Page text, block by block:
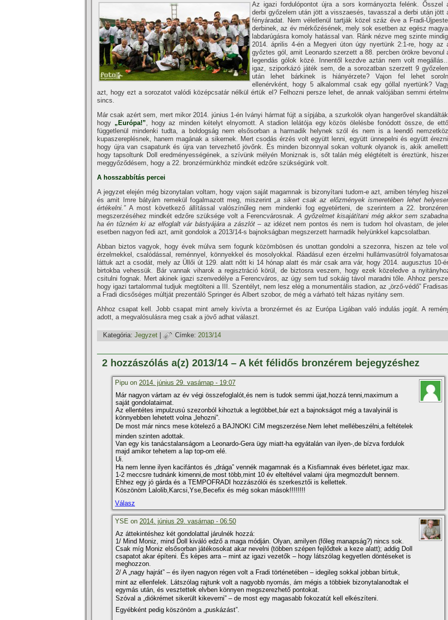
Az igazi fordulópontot újra a sors kormányozta felénk. Ősszel
derbi győzelem után jött a visszaesés, tavasszal a derbi után jött
fényáradat. Nem véletlenül tartják közel száz éve a Fradi-
derbinek, az év mérkőzésének, mely sok esetben az egész
labdarúgásra komoly hatással van. Ránk nézve meg szinte
2014. április 4-én a Megyeri úton úgy nyertünk 2:1-re, hogy az
győztes gól, amit Leonardo szerzett a 88. percben örökre bevonul
legendás gólok közé. Innentől kezdve aztán nem volt
igaz, sziporkázó játék sem, de a sorozatban szerzett 9
után lehet bárkinek is hiányérzete? Vajon fel lehet
ellenérvként, hogy 5 alkalommal csak egy góllal nyertünk?
azt, hogy ezt a sorozatot valódi középcsatár nélkül értük el? Felhozni persze lehet, de annak valójában semmi
sincs.
Már csak azért sem, mert mikor 2014. június 1-én Iványi hármat fújt a sí­pjába, a szurkolók olyan hangerővel
hogy „Európa!”, hogy az minden kételyt elnyomott. A stadion lelátója egy közös ölelésbe fonódott össze, de ettől
függetlenül mindenki tudta, a boldogság nem elsősorban a harmadik helynek szól és nem is a leendő
kupaszereplésnek, hanem magának a sikernek. Mert csodás érzés volt együtt lenni, együtt ünnepelni és együtt
hogy újra van csapatunk és újra van tervezhető jövőnk. És minden bizonnyal sokan voltunk olyanok is, akik
hogy tapsoltunk Doll eredményességének, a szí­vünk mélyén Moniznak is, sőt talán még elégtételt is éreztünk,
meggyőződésem, hogy a 22. bronzérmünkhöz mindkét edzőre szükségünk volt.
A hosszabbí­tás percei
A jegyzet elején még bizonytalan voltam, hogy vajon saját magamnak is bizonyí­tani tudom-e azt, amiben tényleg
és amit Imre bátyám remekül fogalmazott meg, miszerint„a sikert csak az előzmények ismeretében lehet
értékelni.”A most következő állí­tással valószí­nűleg nem mindenki fog egyetérteni, de szerintem a 22.
megszerzéséhez mindkét edzőre szüksége volt a Ferencvárosnak.A győzelmet kisajátí­tani még akkor sem
ha én tűzném ki az elfoglalt vár bástyájára a zászlót –az idézet nem pontos és nem is tudom hol olvastam, de
esetben nagyon fedi azt, amit gondolok a 2013/14-s bajnokságban megszerzett harmadik helyünkkel kapcsolatban.
Abban biztos vagyok, hogy évek múlva sem fogunk közömbösen és unottan gondolni a szezonra, hiszen az tele
érzelmekkel, csalódással, reménnyel, könnyekkel és mosolyokkal. Ráadásul ezen érzelmi hullámvasútról
láttuk azt a csodát, mely az Üllői út 129. alatt nőtt ki 14 hónap alatt és már csak arra vár, hogy 2014. augusztus 10-
birtokba vehessük. Bár vannak viharok a regisztráció körül, de biztosra veszem, hogy ezek közeledve a
csitulni fognak. Mert akinek igazi szenvedélye a Ferencváros, az úgy sem tud sokáig távol maradni tőle. Ahhoz
hogy igazi tartalommal tudjuk megtölteni a III. Szentélyt, nem lesz elég a monumentális stadion, az „örző-védő”
a Fradi dicsőséges múltját prezentáló Springer és Albert szobor, de még a várható telt házas nyitány sem.
Ahhoz csapat kell. Jobb csapat mint amely kiví­vta a bronzérmet és az Európa Ligában való indulás jogát. A
adott, a megvalósulásra meg csak a jövő adhat választ.
Kategória: Jegyzet Címke: 2013/14
2 hozzászólás a(z) 2013/14 – A két félidős bronzérem bejegyzéshez
Pipu on 2014. június 29. vasárnap - 19:07
Már nagyon vártam az év végi összefoglalót,és nem is tudok semmi újat,hozzá tenni,maximum a
saját gondolataimat.
Az ellentétes impulzusú szezonból kihoztuk a legtöbbet,bár ezt a bajnokságot még a tavalyinál is
könnyebben lehetett volna „lehozni”.
De most már nincs mese kötelező a BAJNOKI CíM megszerzése.Nem lehet mellébeszélni,a feltételek
minden szinten adottak.
Van egy kis tanácstalanságom a Leonardo-Gera ügy miatt-ha egyátalán van ilyen-,de bí­zva fordulok
majd amikor tehetem a lap top-om elé.
Ui.
Ha nem lenne ilyen kacifántos és „drága” vennék magamnak és a Kisfiamnak éves bérletet,igaz max.
1-2 meccsre tudnánk kimenni,de most több,mint 10 év elteltével valami újra megmozdult bennem.
Ehhez egy jó gárda és a TEMPOFRADI hozzászólói és szerkesztői is kellettek.
Köszönöm Lalolib,Karcsi,Yse,Becefix és még sokan mások!!!!!!!!
Válasz
YSE on 2014. június 29. vasárnap - 06:50
Az áttekintéshez két gondolattal járulnék hozzá:
1/ Mind Moniz, mind Doll kiváló edző a maga módján. Olyan, amilyen (főleg manapság?) nincs sok.
Csak mí­g Moniz elsősorban játékosokat akar nevelni (többen szépen fejlődtek a keze alatt); addig Doll
csapatot akar épí­teni. És képes arra – mint az igazi vezetők – hogy látszólag kegyetlen döntéseket is
meghozzon.
2/ A „nagy hajrát” – és ilyen nagyon régen volt a Fradi történetében – idegileg sokkal jobban bí­rtuk,
mint az ellenfelek. Látszólag rajtunk volt a nagyobb nyomás, ám mégis a többiek bizonytalanodtak el
egymás után, és vesztettek elvben könnyen megszerezhető pontokat.
Szóval a „diókrémet sikerült kikeverni” – de most egy magasabb fokozatút kell elkészí­teni.
Egyébként pedig köszönöm a „puskázást”.